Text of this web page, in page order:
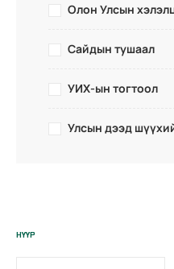
Олон Улсын
Сайдын тушаал
УИХ-ын тогтоол
Улсын дээд
НҮҮР